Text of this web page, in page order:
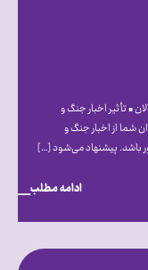
• تأثیر اخبار جنگ و
شما از اخبار جنگ و
باشد. پیشنهاد می‌شود […]
ادامه مطلب